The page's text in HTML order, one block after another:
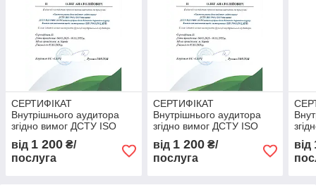
СЕРТИФІКАТ
Внутрішнього аудитора
згідно вимог ДСТУ ISO
19011:2019 та ДСТУ ISO
39001:2015
від 1 200 ₴/
послуга
СЕРТИФІКАТ
Внутрішнього аудитора
згідно вимог ДСТУ ISO
19011:2019 та ДСТУ ISO
39001:2015
від 1 200₴/
послуга
від